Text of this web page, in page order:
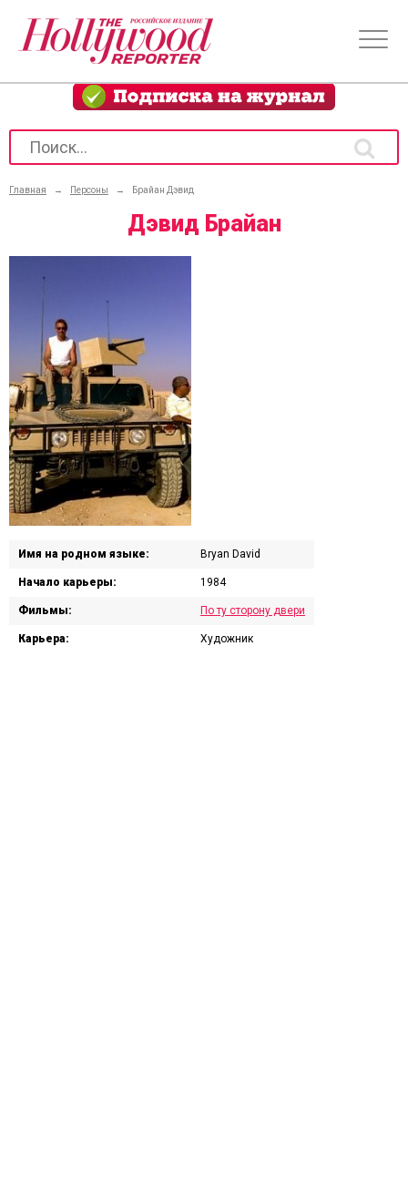
Главная → Персоны → Брайан Дэвид
Дэвид Брайан
Имя на родном языке: Bryan David
Начало карьеры: 1984
Фильмы: По ту сторону двери
Карьера: Художник